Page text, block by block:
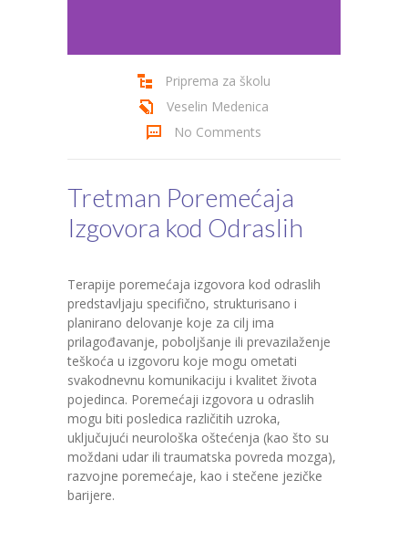
Priprema za školu
Veselin Medenica
No Comments
Tretman Poremećaja
Izgovora kod Odraslih
Terapije poremećaja izgovora kod odraslih
predstavljaju specifično, strukturisano i
planirano delovanje koje za cilj ima
prilagođavanje, poboljšanje ili prevazilaženje
teškoća u izgovoru koje mogu ometati
svakodnevnu komunikaciju i kvalitet života
pojedinca. Poremećaji izgovora u odraslih
mogu biti posledica različitih uzroka,
uključujući neurološka oštećenja (kao što su
moždani udar ili traumatska povreda mozga),
razvojne poremećaje, kao i stečene jezičke
barijere.